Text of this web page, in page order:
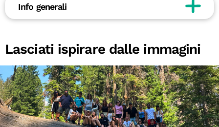
Info generali
Lasciati ispirare dalle immagini